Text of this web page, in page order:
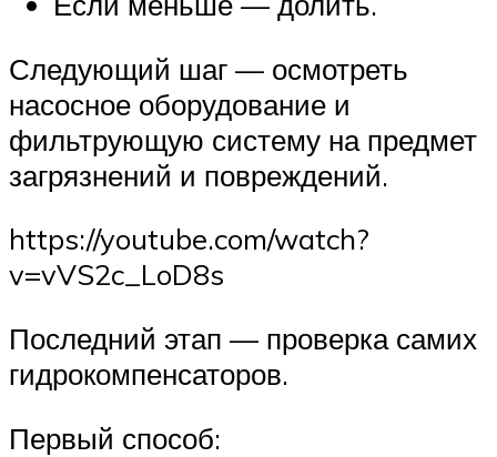
Следующий шаг — осмотреть
насосное оборудование и
фильтрующую систему на предмет
загрязнений и повреждений.
https://youtube.com/watch?
v=vVS2c_LoD8s
Последний этап — проверка самих
гидрокомпенсаторов.
Первый способ: